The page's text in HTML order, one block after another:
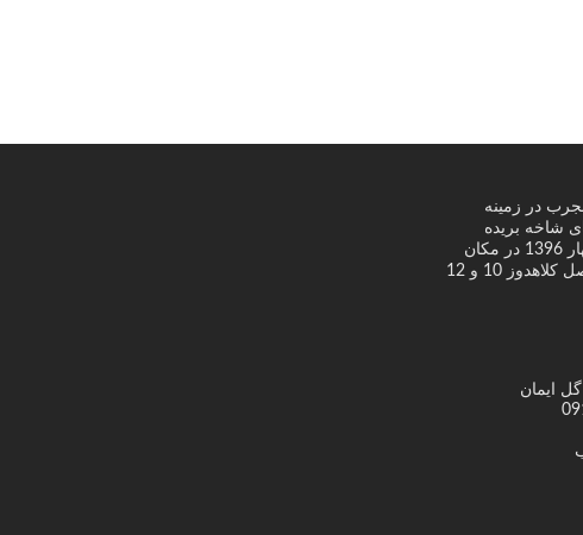
در زمینه
شاخه بریده
فعالیت خود را در برند جدید ایمانا از بهار 1396 در مکان
واقع در مشهد - بلوار احمدآباد - حدفاصل کلاهدوز 10 و 12